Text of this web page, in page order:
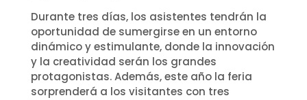
Durante tres días, los asistentes tendrán la
oportunidad de sumergirse en un entorno
dinámico y estimulante, donde la innovación
y la creatividad serán los grandes
protagonistas. Además, este año la feria
sorprenderá a los visitantes con tres